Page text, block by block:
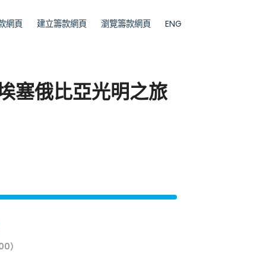
網頁 建立籌款網頁 瀏覽籌款網頁 ENG
塞俄比亞光明之旅
）